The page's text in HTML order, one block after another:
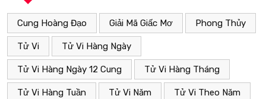
Cung Hoàng Đạo Giải Mã Giấc Mơ Phong Thủy
Tử Vi Tử Vi Hàng Ngày
Tử Vi Hàng Ngày 12 Cung Tử Vi Hàng Tháng
Tử Vi Hàng Tuần Tử Vi Năm Tử Vi Theo Năm